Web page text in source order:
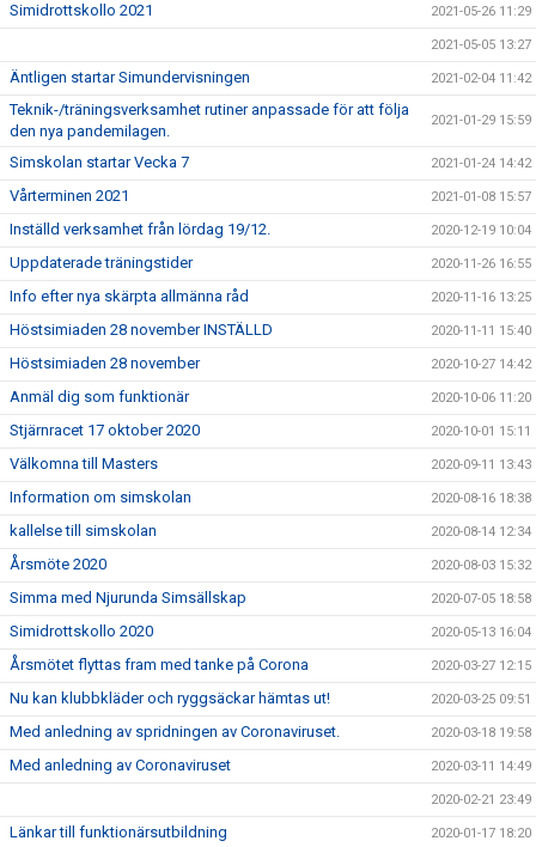
Simidrottskollo 2021 2021-05-26 11:29
2021-05-05 13:27
Äntligen startar Simundervisningen 2021-02-04 11:42
Teknik-/träningsverksamhet rutiner anpassade för att följa
den nya pandemilagen.
2021-01-29 15:59
Simskolan startar Vecka 7 2021-01-24 14:42
Vårterminen 2021 2021-01-08 15:57
Inställd verksamhet från lördag 19/12. 2020-12-19 10:04
Uppdaterade träningstider 2020-11-26 16:55
Info efter nya skärpta allmänna råd 2020-11-16 13:25
Höstsimiaden 28 november INSTÄLLD 2020-11-11 15:40
Höstsimiaden 28 november 2020-10-27 14:42
Anmäl dig som funktionär 2020-10-06 11:20
Stjärnracet 17 oktober 2020 2020-10-01 15:11
Välkomna till Masters 2020-09-11 13:43
Information om simskolan 2020-08-16 18:38
kallelse till simskolan 2020-08-14 12:34
Årsmöte 2020 2020-08-03 15:32
Simma med Njurunda Simsällskap 2020-07-05 18:58
Simidrottskollo 2020 2020-05-13 16:04
Årsmötet flyttas fram med tanke på Corona 2020-03-27 12:15
Nu kan klubbkläder och ryggsäckar hämtas ut! 2020-03-25 09:51
Med anledning av spridningen av Coronaviruset. 2020-03-18 19:58
Med anledning av Coronaviruset 2020-03-11 14:49
2020-02-21 23:49
Länkar till funktionärsutbildning 2020-01-17 18:20